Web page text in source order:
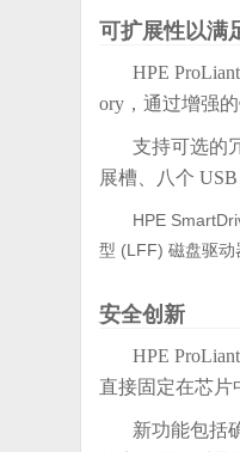
可扩展性以满
HPE
ory，通过增强
支持可选的
展槽、八个
HPE
型 (LFF) 磁盘驱动
安全创新
HPE
直接固定在芯片
新功能包括